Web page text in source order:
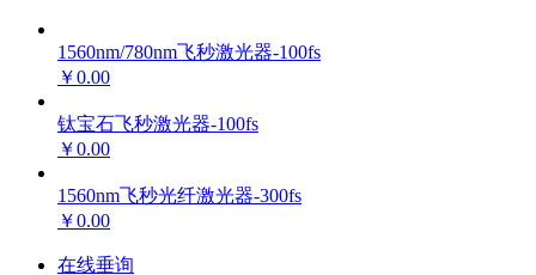
1560nm/780nm飞秒激光器-100fs
￥0.00
钛宝石飞秒激光器-100fs
￥0.00
1560nm飞秒光纤激光器-300fs
￥0.00
在线垂询